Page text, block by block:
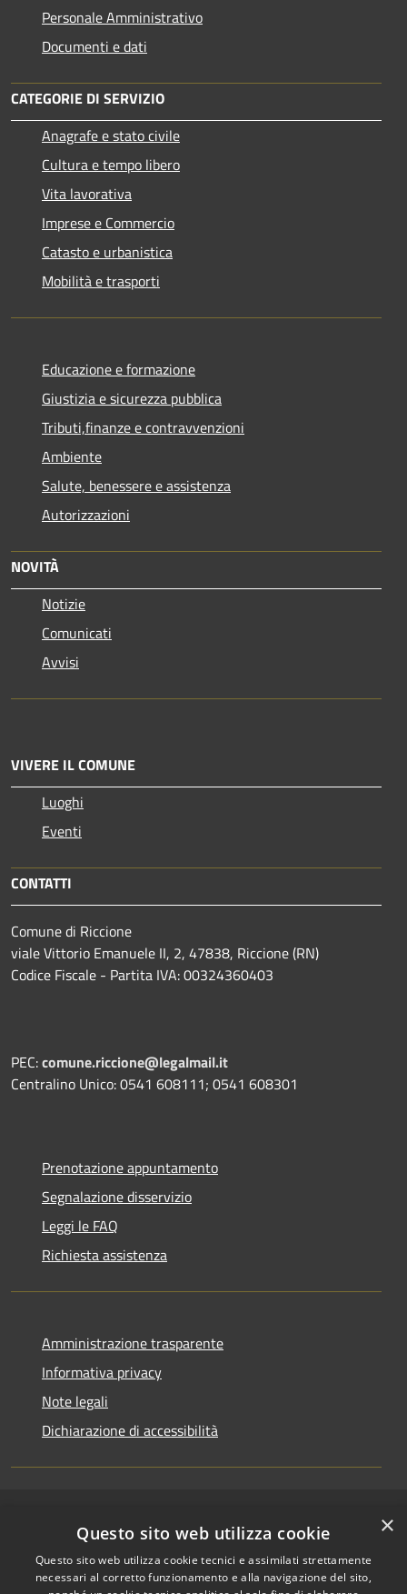
Personale Amministrativo
Documenti e dati
CATEGORIE DI SERVIZIO
Anagrafe e stato civile
Cultura e tempo libero
Vita lavorativa
Imprese e Commercio
Catasto e urbanistica
Mobilità e trasporti
Educazione e formazione
Giustizia e sicurezza pubblica
Tributi,finanze e contravvenzioni
Ambiente
Salute, benessere e assistenza
Autorizzazioni
NOVITÀ
Notizie
Comunicati
Avvisi
VIVERE IL COMUNE
Luoghi
Eventi
CONTATTI
Comune di Riccione
viale Vittorio Emanuele II, 2, 47838, Riccione (RN)
Codice Fiscale - Partita IVA: 00324360403
PEC:comune.riccione@legalmail.it
Centralino Unico: 0541 608111; 0541 608301
Prenotazione appuntamento
Segnalazione disservizio
Leggi le FAQ
Richiesta assistenza
Amministrazione trasparente
Informativa privacy
Note legali
Dichiarazione di accessibilità
Accessibilità
Privacy
Cookie
Copyright © 2026 • Comune di
Riccione • Powered by
Municipium•Accesso
redazione
×
Questo sito web utilizza cookie
Questo sito web utilizza cookie tecnici e assimilati strettamente
necessari al corretto funzionamento e alla navigazione del sito,